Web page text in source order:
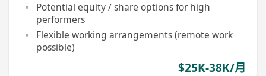
Potential equity / share options for high
performers
Flexible working arrangements (remote work
possible)
$25K-38K/月